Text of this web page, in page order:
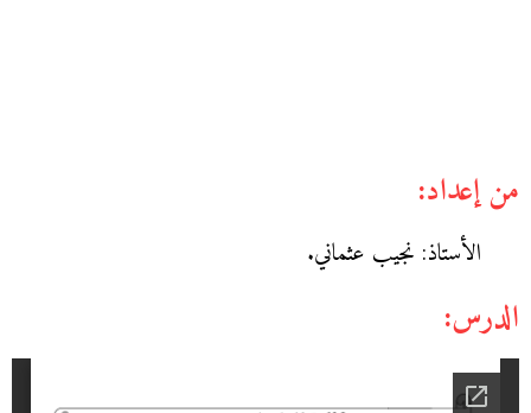
من إعداد:
الأستاذ: نجيب عثماني.
الدرس: